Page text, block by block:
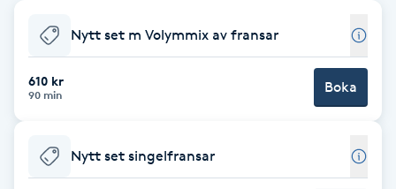
Babylights
Balayage
Barber
Nytt set m Volymmix av fransar
610 kr
90 min Boka
Nytt set singelfransar